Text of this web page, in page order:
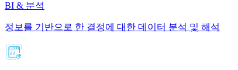
BI & 분석
정보를 기반으로 한 결정에 대한 데이터 분석 및 해석